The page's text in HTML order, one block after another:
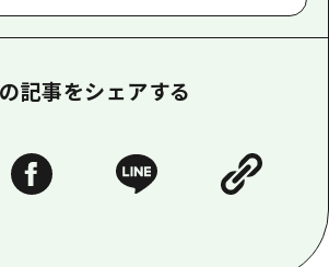
記事をシェアする